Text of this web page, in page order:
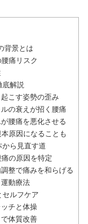
背景とは
痛リスク
底解説
こす姿勢の歪み
の衰えが招く腰痛
腰痛を悪化させる
原因になることも
から見直す道
の原因を特定
整で痛みを和らげる
動療法
セルフケア
チと体操
体質改善